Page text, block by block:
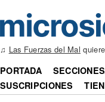
♫ Las Fuerzas del Mal
PORTADA
SUSCRIPCIONES